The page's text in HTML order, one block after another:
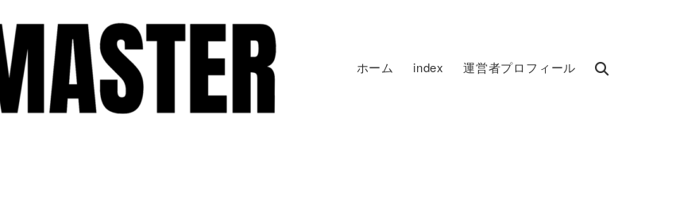
ホーム index 運営者プロフィール